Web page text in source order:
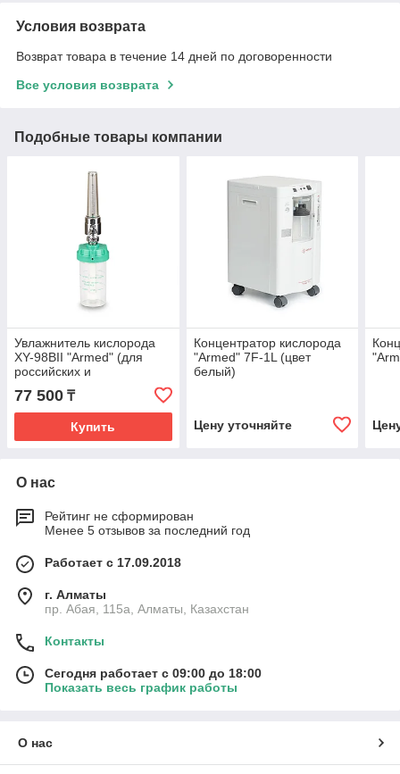
Условия возврата
Возврат товара в течение 14 дней по договоренности
Все условия возврата
Подобные товары компании
Увлажнитель кислорода
XY-98BII "Armed" (для
российских и
евроконсолей) (стандарт
DIN) (автоклавируемый)
77 500 ₸
Купить
Концентратор кислорода
"Armed" 7F-1L (цвет
белый)
Цену уточняйте
О нас
Рейтинг не сформирован
Менее 5 отзывов за последний год
Работает с 17.09.2018
г. Алматы
пр. Абая, 115а, Алматы, Казахстан
Контакты
Сегодня работает с 09:00 до 18:00
Показать весь график работы
О нас